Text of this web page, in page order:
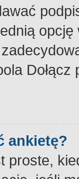
ankietę?
proste,